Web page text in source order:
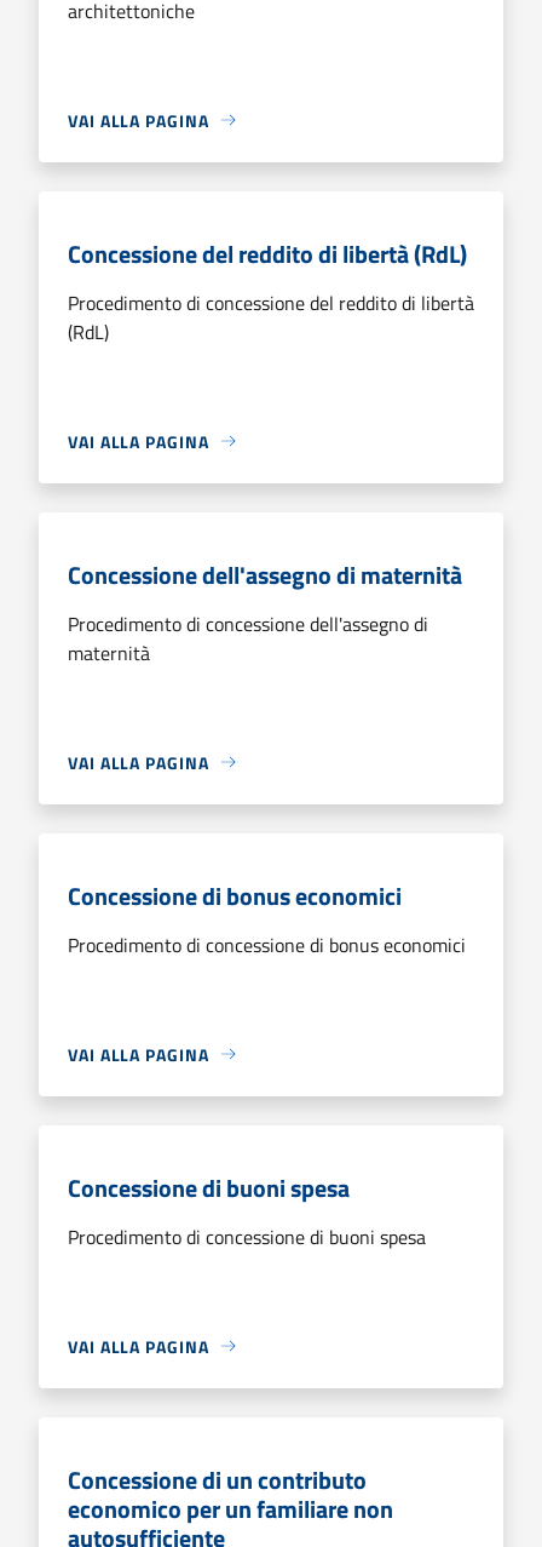
architettoniche
VAI ALLA PAGINA
Concessione del reddito di libertà (RdL)
Procedimento di concessione del reddito di libertà
(RdL)
VAI ALLA PAGINA
Concessione dell'assegno di maternità
Procedimento di concessione dell'assegno di
maternità
VAI ALLA PAGINA
Concessione di bonus economici
Procedimento di concessione di bonus economici
VAI ALLA PAGINA
Concessione di buoni spesa
Procedimento di concessione di buoni spesa
VAI ALLA PAGINA
Concessione di un contributo
economico per un familiare non
autosufficiente